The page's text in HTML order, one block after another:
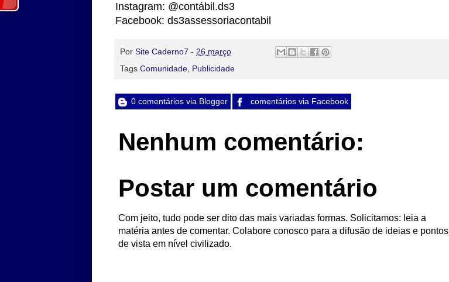
Instagram: @contábil.ds3
Facebook: ds3assessoriacontabil
Por Site Caderno7 - 26 março
Tags Comunidade, Publicidade
0 comentários via Blogger comentários via Facebook
Nenhum comentário:
Postar um comentário
Com jeito, tudo pode ser dito das mais variadas formas. Solicitamos: leia a
matéria antes de comentar. Colabore conosco para a difusão de ideias e pontos
de vista em nível civilizado.